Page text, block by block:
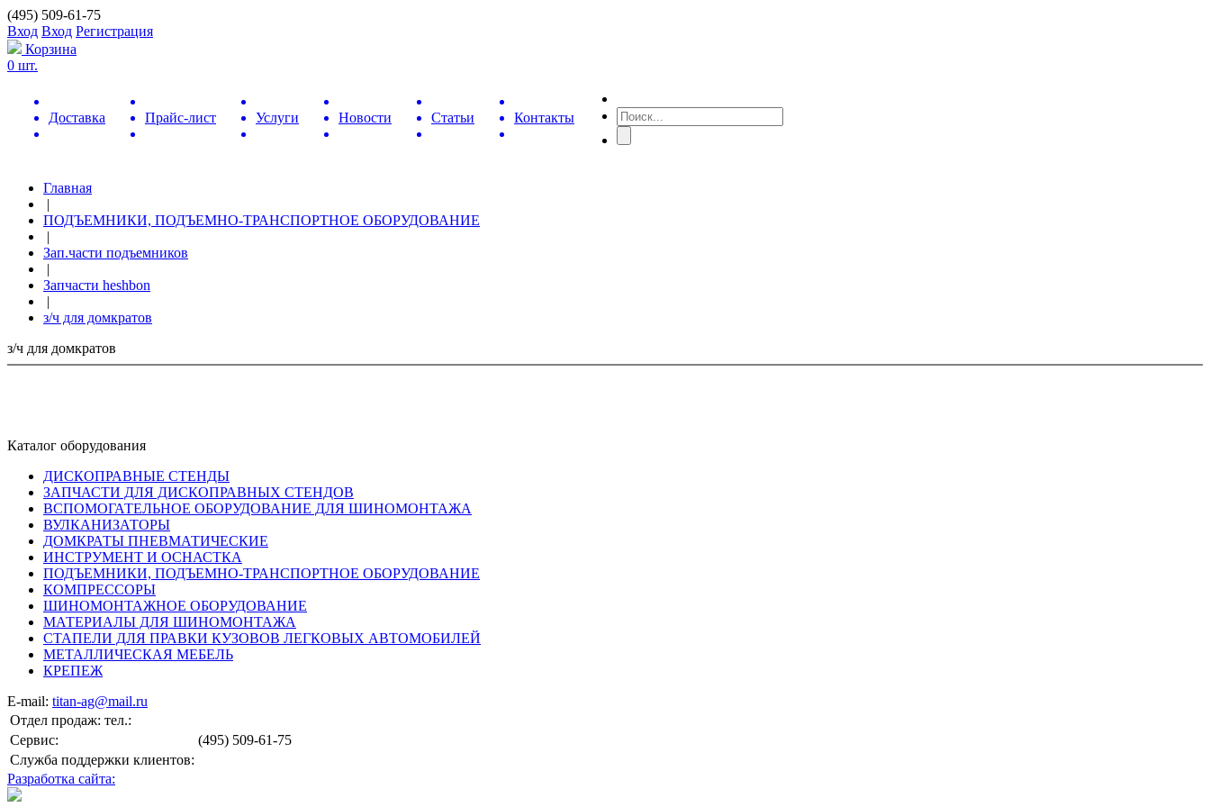
(495) 509-61-75
Вход Вход Регистрация
Корзина
0 шт.
Доставка Прайс-лист Услуги Новости Статьи Контакты
Главная
|
ПОДЪЕМНИКИ, ПОДЪЕМНО-ТРАНСПОРТНОЕ ОБОРУДОВАНИЕ
|
Зап.части подъемников
|
Запчасти heshbon
|
з/ч для домкратов
з/ч для домкратов
Каталог оборудования
ДИСКОПРАВНЫЕ СТЕНДЫ
ЗАПЧАСТИ ДЛЯ ДИСКОПРАВНЫХ СТЕНДОВ
ВСПОМОГАТЕЛЬНОЕ ОБОРУДОВАНИЕ ДЛЯ ШИНОМОНТАЖА
ВУЛКАНИЗАТОРЫ
ДОМКРАТЫ ПНЕВМАТИЧЕСКИЕ
ИНСТРУМЕНТ И ОСНАСТКА
ПОДЪЕМНИКИ, ПОДЪЕМНО-ТРАНСПОРТНОЕ ОБОРУДОВАНИЕ
КОМПРЕССОРЫ
ШИНОМОНТАЖНОЕ ОБОРУДОВАНИЕ
МАТЕРИАЛЫ ДЛЯ ШИНОМОНТАЖА
СТАПЕЛИ ДЛЯ ПРАВКИ КУЗОВОВ ЛЕГКОВЫХ АВТОМОБИЛЕЙ
МЕТАЛЛИЧЕСКАЯ МЕБЕЛЬ
КРЕПЕЖ
E-mail: titan-ag@mail.ru
Отдел продаж: тел.:
(495) 509-61-75
Сервис:
Служба поддержки клиентов:
Разработка сайта: